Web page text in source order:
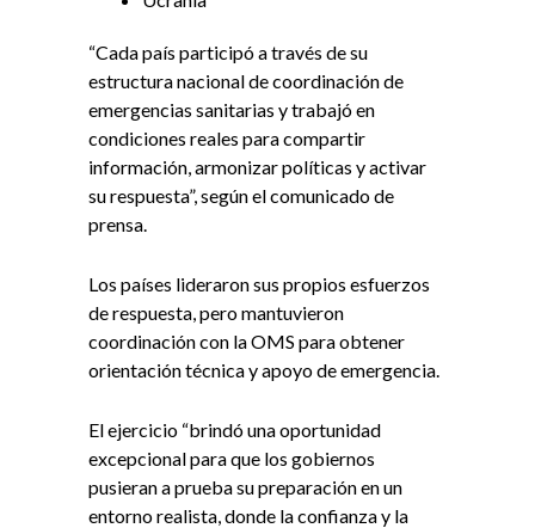
“Cada país participó a través de su
estructura nacional de coordinación de
emergencias sanitarias y trabajó en
condiciones reales para compartir
información, armonizar políticas y activar
su respuesta”, según el comunicado de
prensa.
Los países lideraron sus propios esfuerzos
de respuesta, pero mantuvieron
coordinación con la OMS para obtener
orientación técnica y apoyo de emergencia.
El ejercicio “brindó una oportunidad
excepcional para que los gobiernos
pusieran a prueba su preparación en un
entorno realista, donde la confianza y la